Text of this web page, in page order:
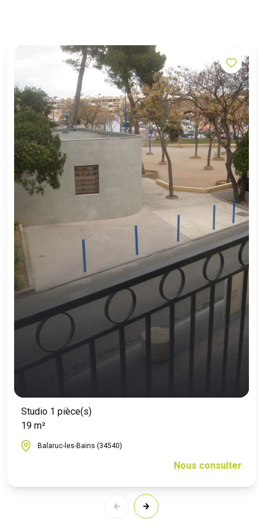
Studio 1 pièce(s)
19 m²
Balaruc-les-Bains (34540)
Nous consulter